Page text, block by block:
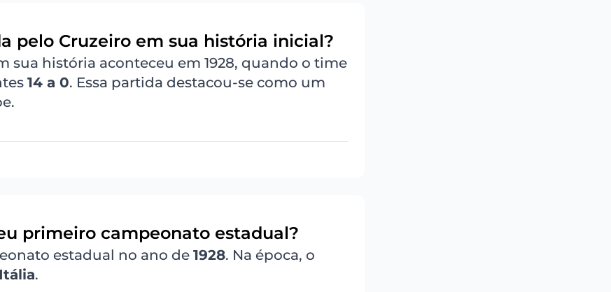
pelo Cruzeiro em sua história inicial?
sua história aconteceu em 1928, quando o time
14 a 0. Essa partida destacou-se como um
primeiro campeonato estadual?
estadual no ano de 1928. Na época, o
.